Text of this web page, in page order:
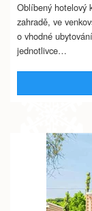
Oblíbený hotelový
zahradě, ve
o vhodné
jednotlivce…